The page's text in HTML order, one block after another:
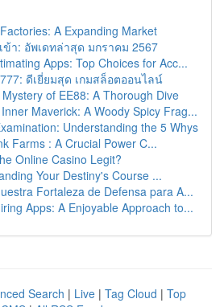
A Expanding Market
ข้า: อัพเดทล่าสุด มกราคม 2567
Apps: Top Choices for Acc...
ดีเยี่ยมสุด เกมสล็อตออนไลน์
of EE88: A Thorough Dive
Maverick: A Woody Spicy Frag...
Understanding the 5 Whys
Farms : A Crucial Power C...
Online Casino Legit?
Your Destiny's Course ...
Fortaleza de Defensa para A...
Apps: A Enjoyable Approach to...
Search | Live | Tag Cloud | Top